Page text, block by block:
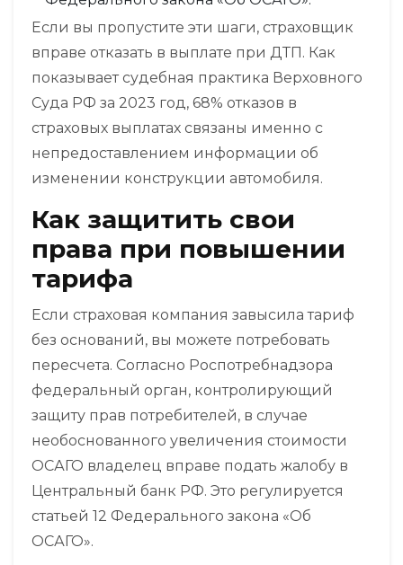
Если вы пропустите эти шаги, страховщик
вправе отказать в выплате при ДТП. Как
показывает судебная практика Верховного
Суда РФ за 2023 год, 68% отказов в
страховых выплатах связаны именно с
непредоставлением информации об
изменении конструкции автомобиля.
Как защитить свои
права при повышении
тарифа
Если страховая компания завысила тариф
без оснований, вы можете потребовать
пересчета. Согласно Роспотребнадзора
федеральный орган, контролирующий
защиту прав потребителей, в случае
необоснованного увеличения стоимости
ОСАГО владелец вправе подать жалобу в
Центральный банк РФ. Это регулируется
статьей 12 Федерального закона «Об
ОСАГО».